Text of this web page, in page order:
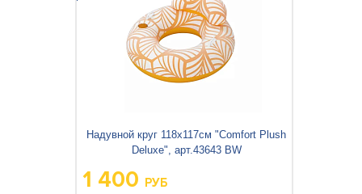
Надувной круг 118х117см "Comfort Plush
Deluxe", арт.43643 BW
1 400 РУБ